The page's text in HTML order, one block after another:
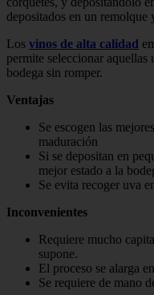
depositados en un remolque
Los vinos de alta calidad
permite seleccionar aquellas
bodega sin romper.
Ventajas
Se escogen las
maduración
Si se depositan en
mejor estado a la
Se evita recoger uva
Inconvenientes
Requiere mucho
supone.
El proceso se alarga
Se requiere de mano